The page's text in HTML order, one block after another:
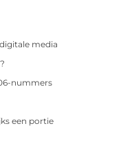
media
nummers
een portie